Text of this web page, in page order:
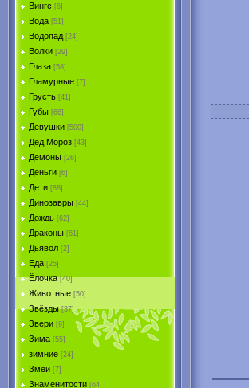
Вингс [6]
Вода [51]
Водопад [24]
Волки [29]
Глаза [58]
Гламурные [7]
Грусть [41]
Губы [66]
Девушки [500]
Дед Мороз [43]
Демоны [26]
Деньги [6]
Дети [88]
Динозавры [44]
Дождь [62]
Драконы [61]
Дьявол [2]
Еда [25]
Ёлочка [40]
Животные [50]
Звёзды [37]
Звери [9]
Зима [55]
зимние [24]
Змеи [7]
Знаменитости [64]